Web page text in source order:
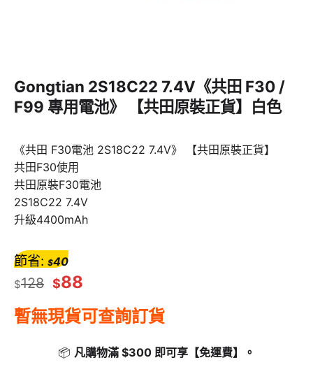
Gongtian 2S18C22 7.4V《共田 F30 /
F99 專用電池》 【共田原裝正貨】白色
《共田 F30電池 2S18C22 7.4V》 【共田原裝正貨】
共田F30使用
共田原裝F30電池
2S18C22 7.4V
升級4400mAh
$128 $88
節省: $40
暫無現貨可查詢訂貨
📦 凡購物滿 $300 即可享 【免運費】 。